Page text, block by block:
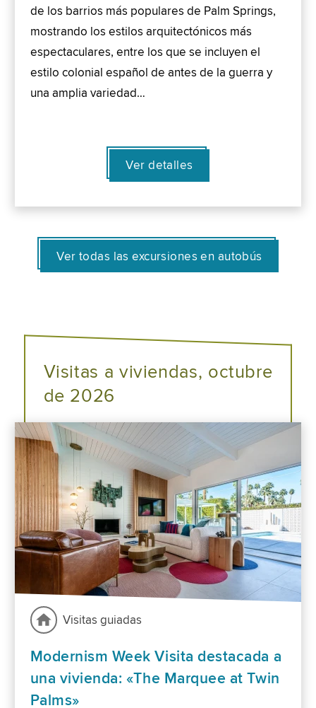
de los barrios más populares de Palm Springs,
mostrando los estilos arquitectónicos más
espectaculares, entre los que se incluyen el
estilo colonial español de antes de la guerra y
una amplia variedad…
Ver detalles
Ver todas las excursiones en autobús
Visitas a viviendas, octubre
de 2026
Visitas guiadas
Modernism Week Visita destacada a
una vivienda: «The Marquee at Twin
Palms»